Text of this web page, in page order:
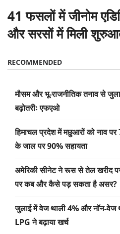
41 फसलों में जीनोम
और सरसों में मिली
RECOMMENDED
मौसम और भू-राजनीतिक तनाव से
बढ़ोतरीः एफएओ
हिमाचल प्रदेश में मछुआरों को नाव
के जाल पर 90% सहायता
अमेरिकी सीनेट ने रूस से तेल खरीद पर
पर कब और कैसे पड़ सकता है असर?
जुलाई में वेज थाली 4% और नॉन-वेज
LPG ने बढ़ाया खर्च